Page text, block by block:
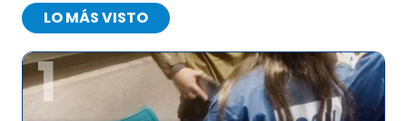
LO MÁS VISTO
1